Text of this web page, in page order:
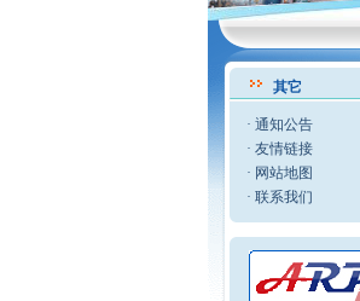
其它
· 通知公告
· 友情链接
· 网站地图
· 联系我们